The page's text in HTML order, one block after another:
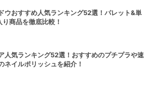
ウおすすめ人気ランキング52選！パレット&単
商品を徹底比較！
人気ランキング52選！おすすめのプチプラや速
ネイルポリッシュを紹介！